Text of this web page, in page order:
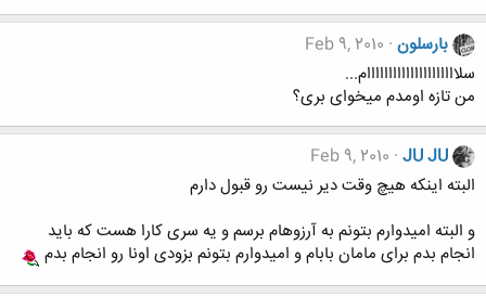
بارسلون Feb 9, 2010
سلااااااااااااااااااااام...
من تازه اومدم میخوای بری؟
JU JU
Feb 9, 2010
البته اینکه هیچ وقت دیر نیست رو قبول دارم
و البته امیدوارم بتونم به آرزوهام برسم و یه سری کارا هست که باید
انجام بدم برای مامان بابام و امیدوارم بتونم بزودی اونا رو انجام بدم